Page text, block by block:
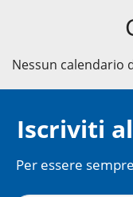
Nessun calendario
Iscriviti
Per essere